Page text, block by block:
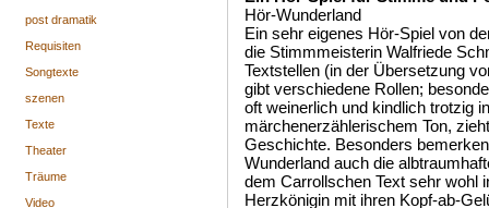
post dramatik
Requisiten
Songtexte
szenen
Texte
Theater
Träume
Video
Hör-Wunderland
Ein sehr eigenes Hör-Spiel von
die Stimmmeisterin Walfriede
Textstellen (in der Übersetzung
gibt verschiedene Rollen;
oft weinerlich und kindlich trotzig
märchenerzählerischem Ton,
Geschichte. Besonders
Wunderland auch die
dem Carrollschen Text sehr wohl
Herzkönigin mit ihren Kopf-ab-